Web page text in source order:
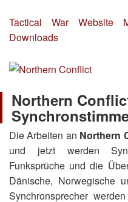
Tactical War Website
Downloads
Northern
Die Arbeiten an Northern
und jetzt werden
Funksprüche und die
Dänische, Norwegische
Synchronsprecher